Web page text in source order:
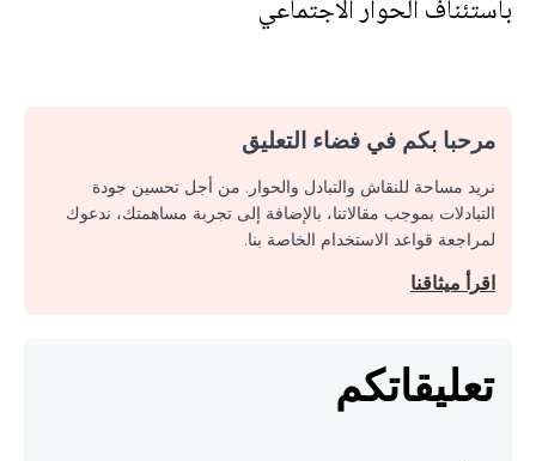
باستئناف الحوار الاجتماعي
مرحبا بكم في فضاء التعليق
نريد مساحة للنقاش والتبادل والحوار. من أجل تحسين جودة
التبادلات بموجب مقالاتنا، بالإضافة إلى تجربة مساهمتك، ندعوك
لمراجعة قواعد الاستخدام الخاصة بنا.
اقرأ ميثاقنا
تعليقاتكم